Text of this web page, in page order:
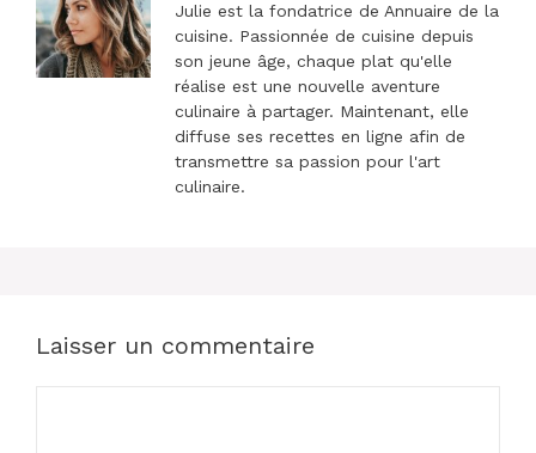
Julie est la fondatrice de Annuaire de la
cuisine. Passionnée de cuisine depuis
son jeune âge, chaque plat qu'elle
réalise est une nouvelle aventure
culinaire à partager. Maintenant, elle
diffuse ses recettes en ligne afin de
transmettre sa passion pour l'art
culinaire.
Laisser un commentaire